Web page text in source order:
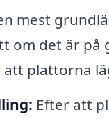
mest
om det är på
plattorna
Efter att